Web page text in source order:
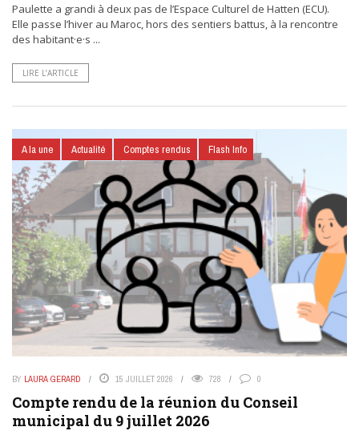
Paulette a grandi à deux pas de l’Espace Culturel de Hatten (ECU).
Elle passe l’hiver au Maroc, hors des sentiers battus, à la rencontre
des habitant·e·s ...
LIRE L’ARTICLE
A la une Actualité Comptes rendus Flash Info
BY LAURA GERARD 15 JUILLET 2026 728 0
Compte rendu de la réunion du Conseil
municipal du 9 juillet 2026